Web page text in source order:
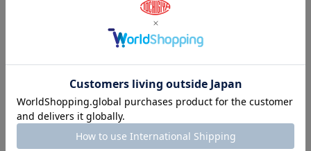
TH-TM-69
平型蝶番（ステンレス・穴
商品名 価格（税抜）
平型蝶番（ステンレス・穴
なし）
¥850 ¥